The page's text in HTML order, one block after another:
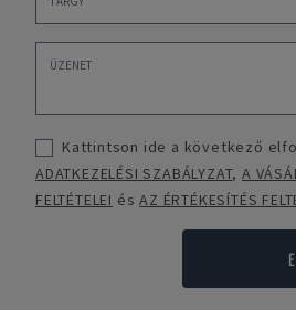
Kattintson ide a következő
ADATKEZELÉSI SZABÁLYZAT,A
FELTÉTELEI ésAZ ÉRTÉKESÍTÉS